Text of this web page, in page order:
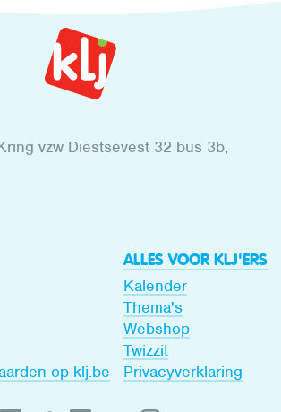
vzw Diestsevest 32 bus 3b,
op klj.be
ALLES VOOR KLJ'ERS
Kalender
Thema's
Webshop
Twizzit
Privacyverklaring